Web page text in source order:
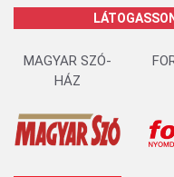
MAGYAR SZÓ-
HÁZ